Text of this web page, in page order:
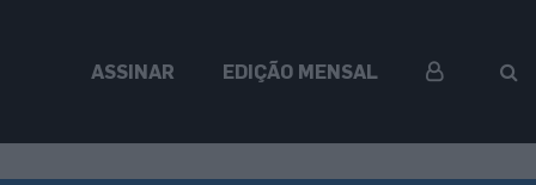
ASSINAR EDIÇÃO MENSAL